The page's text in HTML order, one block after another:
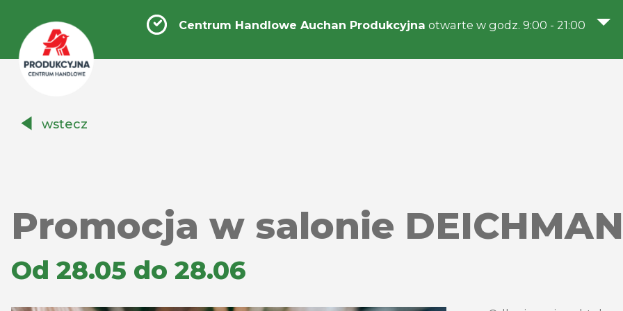
Handlowe
Centrum Handlowe Auchan Produkcyjna otwarte w godz. 9:00 - 21:00
wstecz
Promocja w salonie
Od 28.05 do 28.06